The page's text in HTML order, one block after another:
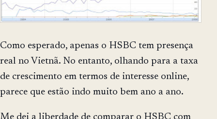
Como esperado, apenas o HSBC tem presença
real no Vietnã. No entanto, olhando para a taxa
de crescimento em termos de interesse online,
parece que estão indo muito bem ano a ano.
Me dei a liberdade de comparar o HSBC com